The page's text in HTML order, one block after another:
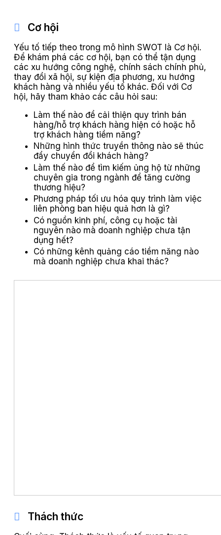
Cơ hội
Yếu tố tiếp theo trong mô hình SWOT là Cơ hội.
Để khám phá các cơ hội, bạn có thể tận dụng
các xu hướng công nghệ, chính sách chính phủ,
thay đổi xã hội, sự kiện địa phương, xu hướng
khách hàng và nhiều yếu tố khác. Đối với Cơ
hội, hãy tham khảo các câu hỏi sau:
Làm thế nào để cải thiện quy trình bán
hàng/hỗ trợ khách hàng hiện có hoặc hỗ
trợ khách hàng tiềm năng?
Những hình thức truyền thông nào sẽ thúc
đẩy chuyển đổi khách hàng?
Làm thế nào để tìm kiếm ủng hộ từ những
chuyên gia trong ngành để tăng cường
thương hiệu?
Phương pháp tối ưu hóa quy trình làm việc
liên phòng ban hiệu quả hơn là gì?
Có nguồn kinh phí, công cụ hoặc tài
nguyên nào mà doanh nghiệp chưa tận
dụng hết?
Có những kênh quảng cáo tiềm năng nào
mà doanh nghiệp chưa khai thác?
Thách thức